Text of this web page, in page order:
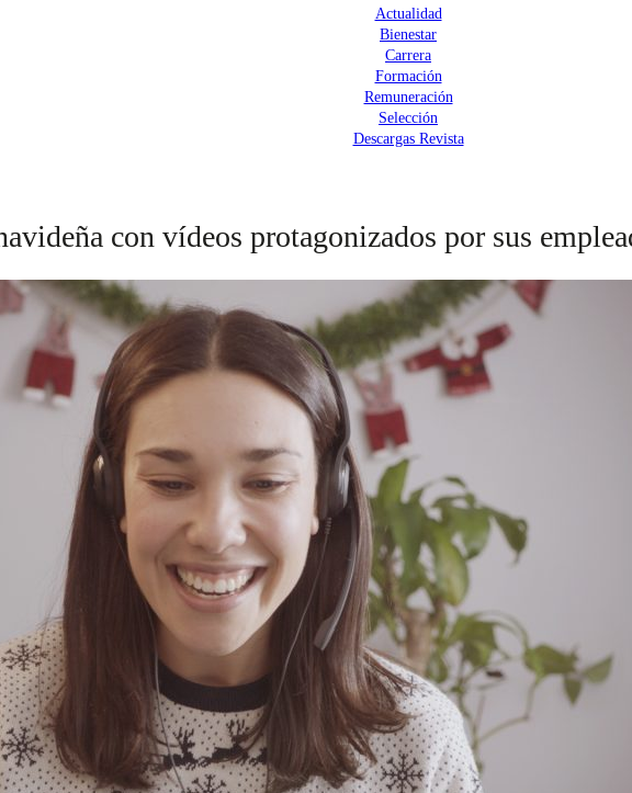
Actualidad
Bienestar
Carrera
Formación
Remuneración
Selección
Descargas Revista
con vídeos protagonizados por sus